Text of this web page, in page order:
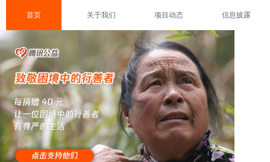
首页 关于我们 项目动态 信息披露